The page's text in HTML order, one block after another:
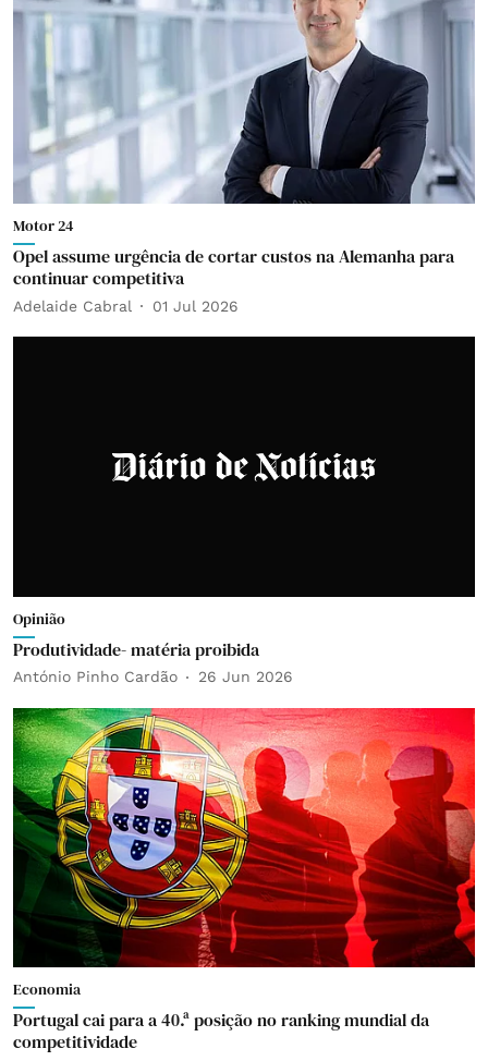
Motor 24
Opel assume urgência de cortar custos na Alemanha para
continuar competitiva
Adelaide Cabral 01 Jul 2026
Opinião
Produtividade- matéria proibida
António Pinho Cardão 26 Jun 2026
Economia
Portugal cai para a 40.ª posição no ranking mundial da
competitividade